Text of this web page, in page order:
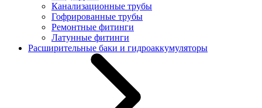
Канализационные трубы
Гофрированные трубы
Ремонтные фитинги
Латунные фитинги
Расширительные баки и гидроаккумуляторы